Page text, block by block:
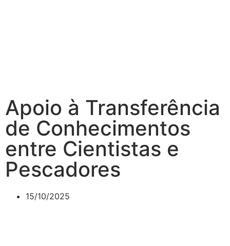
Apoio à Transferência
de Conhecimentos
entre Cientistas e
Pescadores
15/10/2025